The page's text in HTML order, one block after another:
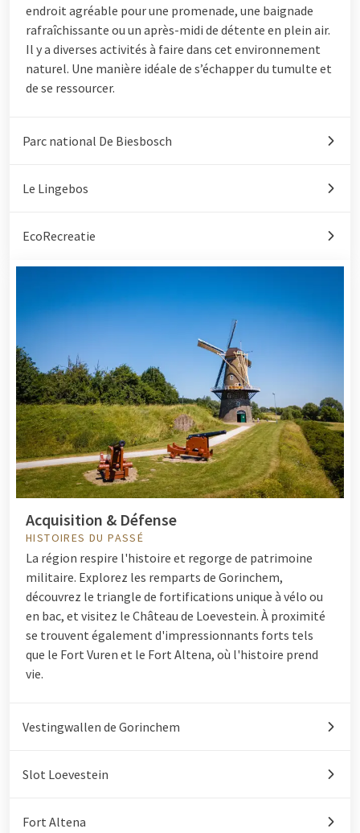
endroit agréable pour une promenade, une baignade
rafraîchissante ou un après-midi de détente en plein air.
Il y a diverses activités à faire dans cet environnement
naturel. Une manière idéale de s’échapper du tumulte et
de se ressourcer.
Parc national De Biesbosch
Le Lingebos
EcoRecreatie
Acquisition & Défense
HISTOIRES DU PASSÉ
La région respire l'histoire et regorge de patrimoine
militaire. Explorez les remparts de Gorinchem,
découvrez le triangle de fortifications unique à vélo ou
en bac, et visitez le Château de Loevestein. À proximité
se trouvent également d'impressionnants forts tels
que le Fort Vuren et le Fort Altena, où l'histoire prend
vie.
Vestingwallen de Gorinchem
Slot Loevestein
Fort Altena